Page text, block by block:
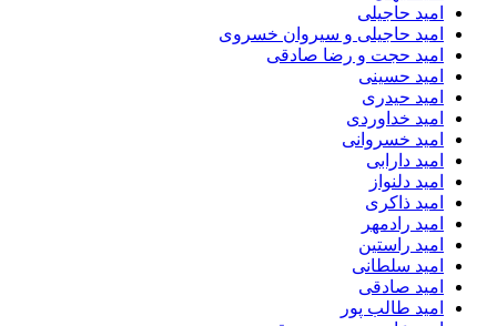
امید حاجیلی
امید حاجیلی و سیروان خسروی
امید حجت و رضا صادقی
امید حسینی
امید حیدری
امید خداوردی
امید خسروانی
امید دارابی
امید دلنواز
امید ذاکری
امید رادمهر
امید راستین
امید سلطانی
امید صادقی
امید طالب پور